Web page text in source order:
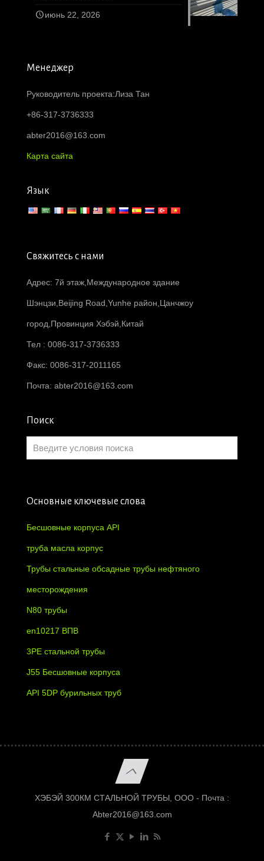
июнь 22, 2026
Менеджер
Руководитель проекта:Лиза Тан
+86-317-3736333
abter2016@163.com
Карта сайта
Язык
Свяжитесь с нами
Адрес: 7й этаж,Международное здание
Шэнцзи,Beijing Road,Yunhe район,Цанчжоу
город,Провинция Хэбэй,Китай
Тел : 0086-317-3736333
Факс: 0086-317-2011165
Почта: abter2016@163.com
Поиск
Основные ключевые слова
Бесшовные корпуса API
труба масла корпус
Трубы стальные обсадные трубы нефтяного
месторождения
N80 трубы
en10217 ВПВ
3PE стальной трубы
J55 Бесшовные корпуса
API 5DP бурильных труб
ХЭБЭЙ 300КМ СТАЛЬНОЙ ТРУБЫ, ООО - Почта :
Abter2016@163.com